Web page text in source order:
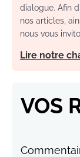
dialogue. Afin
nos articles,
nous vous
Lire notre
VOS